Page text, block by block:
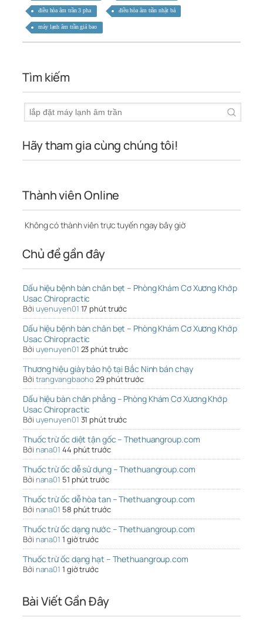
điều hòa âm trần 3 pha điều hòa âm trần nhật bả
máy lạnh âm trần giá bao
Tìm kiếm
Hãy tham gia cùng chúng tôi!
Thành viên Online
Không có thành viên trực tuyến ngay bây giờ
Chủ đề gần đây
Dấu hiệu bệnh bàn chân bẹt – Phòng Khám Cơ Xương Khớp
Usac Chiropractic
Bởi uyenuyen01 17 phút trước
Dấu hiệu bệnh bàn chân bẹt – Phòng Khám Cơ Xương Khớp
Usac Chiropractic
Bởi uyenuyen01 23 phút trước
Thương hiệu giày bảo hộ tại Bắc Ninh bán chạy
Bởi trangvangbaoho 29 phút trước
Dấu hiệu bàn chân phẳng – Phòng Khám Cơ Xương Khớp
Usac Chiropractic
Bởi uyenuyen01 31 phút trước
Thuốc trừ ốc diệt tận gốc – Thethuangroup.com
Bởi nana01 44 phút trước
Thuốc trừ ốc dễ sử dụng – Thethuangroup.com
Bởi nana01 51 phút trước
Thuốc trừ ốc dễ hòa tan – Thethuangroup.com
Bởi nana01 58 phút trước
Thuốc trừ ốc dạng nước – Thethuangroup.com
Bởi nana01 1 giờ trước
Thuốc trừ ốc dạng hạt – Thethuangroup.com
Bởi nana01 1 giờ trước
Bài Viết Gần Đây